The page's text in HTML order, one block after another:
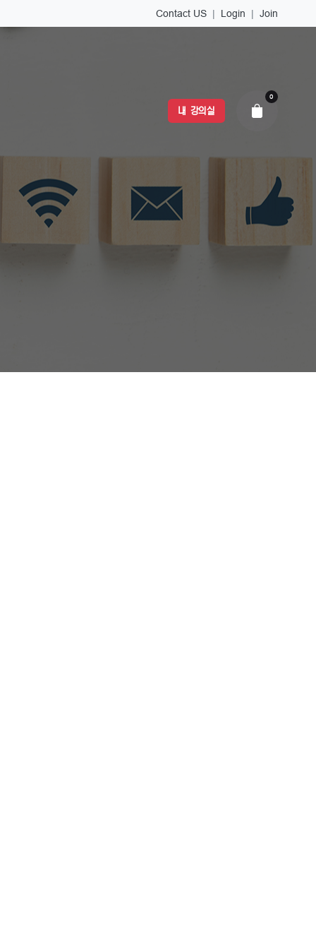
Join
|
Login
|
Contact US
내 강의실
0